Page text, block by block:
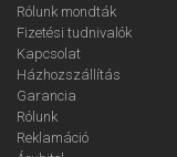
Rólunk mondták
Fizetési tudnivalók
Kapcsolat
Házhozszállítás
Garancia
Rólunk
Reklamáció